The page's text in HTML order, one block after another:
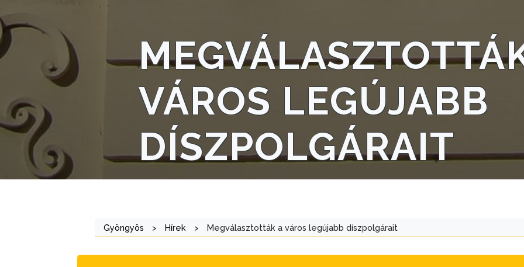
ÖNKORMÁNYZATI
CÉGEK
INTÉZMÉNYEK
E-
KISTÉRSÉG
VÁROS LEGÚJABB
DÍSZPOLGÁRAIT
Gyöngyös > Hírek > Megválasztották a város legújabb díszpolgárait